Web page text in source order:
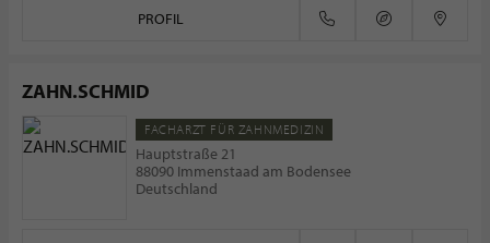
PROFIL
ZAHN.SCHMID
FACHARZT FÜR ZAHNMEDIZIN
Hauptstraße 21
88090 Immenstaad am Bodensee
Deutschland